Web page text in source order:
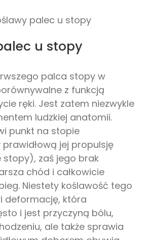
u stopy
palca stopy w
z funkcją
ręki. Jest zatem niezwykle
ludzkiej anatomii.
punkt na stopie
jej propulsję
stopy), zaś jego brak
chód i całkowicie
Niestety koślawość tego
deformację, która
i jest przyczyną bólu,
ale także sprawia